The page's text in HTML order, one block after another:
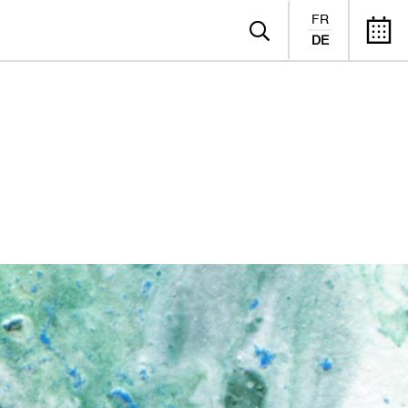
FR
DE